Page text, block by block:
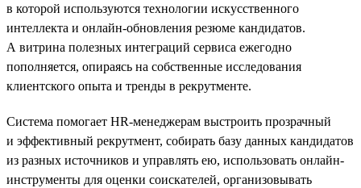
в которой используются технологии искусственного
интеллекта и онлайн-обновления резюме кандидатов.
А витрина полезных интеграций сервиса ежегодно
пополняется, опираясь на собственные исследования
клиентского опыта и тренды в рекрутменте.
Система помогает HR-менеджерам выстроить прозрачный
и эффективный рекрутмент, собирать базу данных кандидатов
из разных источников и управлять ею, использовать онлайн-
инструменты для оценки соискателей, организовывать